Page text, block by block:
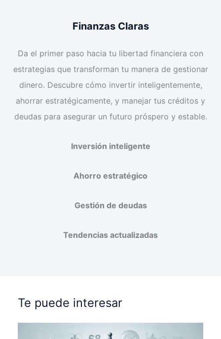
Finanzas Claras
Da el primer paso hacia tu libertad financiera con
estrategias que transforman tu manera de gestionar
dinero. Descubre cómo invertir inteligentemente,
ahorrar estratégicamente, y manejar tus créditos y
deudas para asegurar un futuro próspero y estable.
Inversión inteligente
Ahorro estratégico
Gestión de deudas
Tendencias actualizadas
Te puede interesar